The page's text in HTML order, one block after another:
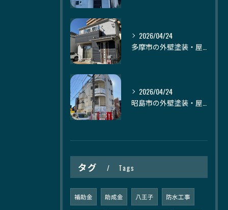
2026/04/24
2026/04/24
タグ Tags
補助金 助成金 八王子 防水工事